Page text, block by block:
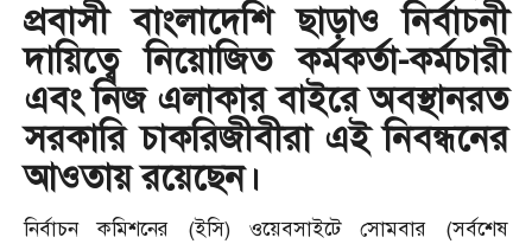
প্রবাসী বাংলাদেশি ছাড়াও নির্বাচনী
দায়িত্বে নিয়োজিত কর্মকর্তা-কর্মচারী
এবং নিজ এলাকার বাইরে অবস্থানরত
সরকারি চাকরিজীবীরা এই নিবন্ধনের
আওতায় রয়েছেন।
নির্বাচন কমিশনের (ইসি) ওয়েবসাইটে সোমবার (সর্বশেষ